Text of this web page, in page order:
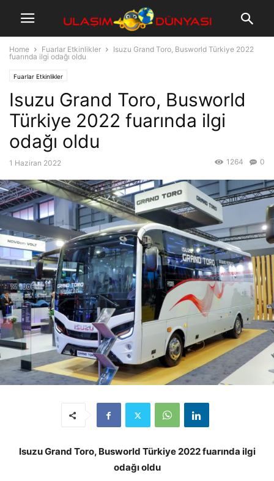
Home Fuarlar Etkinlikler
Isuzu Grand Toro, Busworld Türkiye 2022
fuarında ilgi odağı oldu
Fuarlar Etkinlikler
Isuzu Grand Toro, Busworld
Türkiye 2022 fuarında ilgi
odağı oldu
1 Haziran 2022 0
1264
Isuzu Grand Toro, Busworld Türkiye 2022 fuarında ilgi
odağı oldu